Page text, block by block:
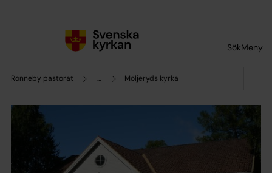
SökMeny
Ronneby pastorat ... Möljeryds kyrka